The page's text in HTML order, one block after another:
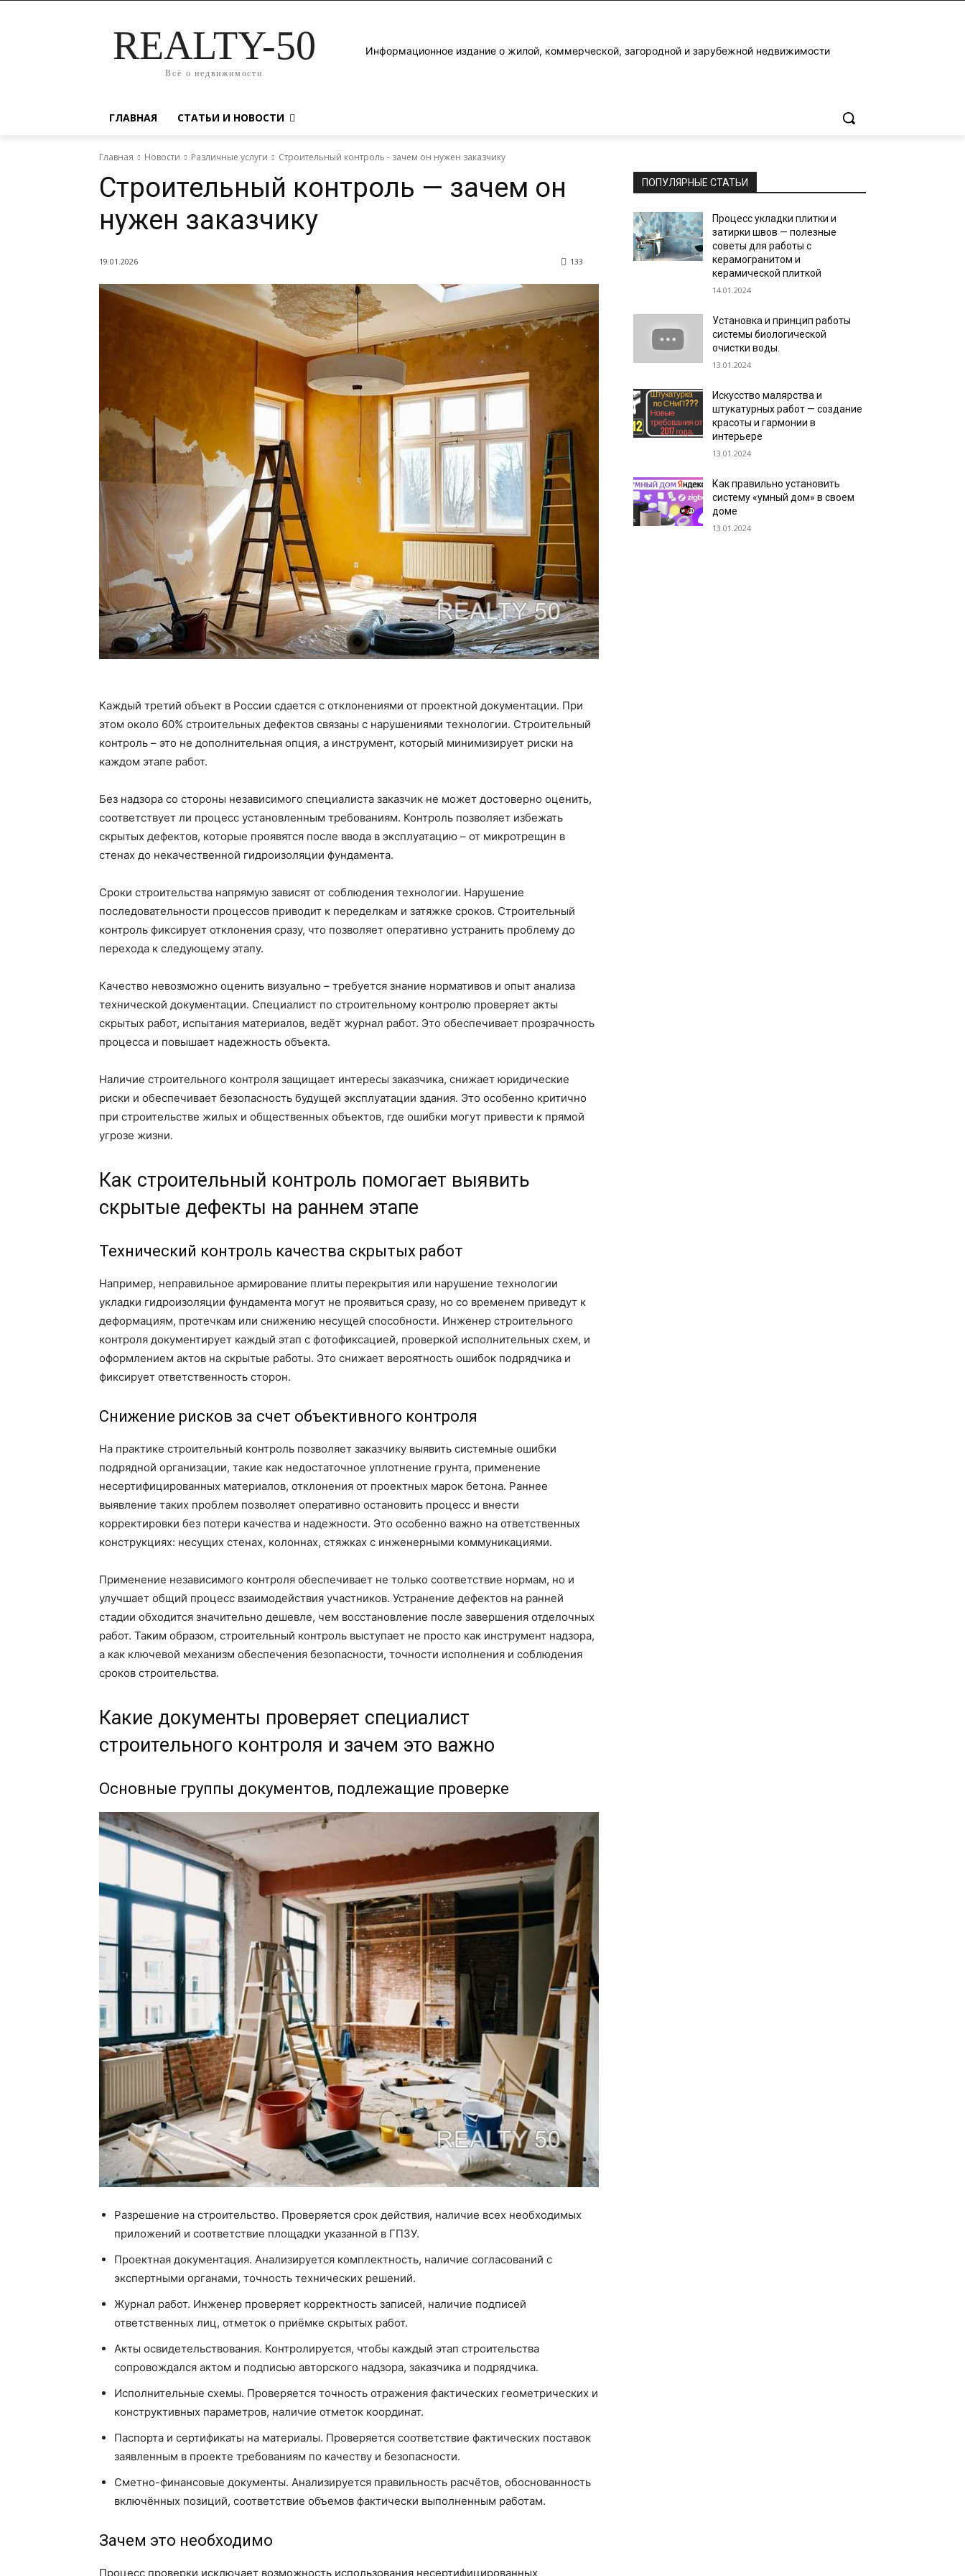
REALTY-50
Всё о недвижимости
Информационное издание о жилой, коммерческой, загородной и зарубежной недвижимости
ГЛАВНАЯ СТАТЬИ И НОВОСТИ
Главная Новости Различные услуги Строительный контроль - зачем он нужен заказчику
Строительный контроль — зачем он
нужен заказчику
19.01.2026 133
Каждый третий объект в России сдается с отклонениями от проектной документации. При
этом около 60% строительных дефектов связаны с нарушениями технологии. Строительный
контроль – это не дополнительная опция, а инструмент, который минимизирует риски на
каждом этапе работ.
Без надзора со стороны независимого специалиста заказчик не может достоверно оценить,
соответствует ли процесс установленным требованиям. Контроль позволяет избежать
скрытых дефектов, которые проявятся после ввода в эксплуатацию – от микротрещин в
стенах до некачественной гидроизоляции фундамента.
Сроки строительства напрямую зависят от соблюдения технологии. Нарушение
последовательности процессов приводит к переделкам и затяжке сроков. Строительный
контроль фиксирует отклонения сразу, что позволяет оперативно устранить проблему до
перехода к следующему этапу.
Качество невозможно оценить визуально – требуется знание нормативов и опыт анализа
технической документации. Специалист по строительному контролю проверяет акты
скрытых работ, испытания материалов, ведёт журнал работ. Это обеспечивает прозрачность
процесса и повышает надежность объекта.
Наличие строительного контроля защищает интересы заказчика, снижает юридические
риски и обеспечивает безопасность будущей эксплуатации здания. Это особенно критично
при строительстве жилых и общественных объектов, где ошибки могут привести к прямой
угрозе жизни.
Как строительный контроль помогает выявить
скрытые дефекты на раннем этапе
Технический контроль качества скрытых работ
Например, неправильное армирование плиты перекрытия или нарушение технологии
укладки гидроизоляции фундамента могут не проявиться сразу, но со временем приведут к
деформациям, протечкам или снижению несущей способности. Инженер строительного
контроля документирует каждый этап с фотофиксацией, проверкой исполнительных схем, и
оформлением актов на скрытые работы. Это снижает вероятность ошибок подрядчика и
фиксирует ответственность сторон.
Снижение рисков за счет объективного контроля
На практике строительный контроль позволяет заказчику выявить системные ошибки
подрядной организации, такие как недостаточное уплотнение грунта, применение
несертифицированных материалов, отклонения от проектных марок бетона. Раннее
выявление таких проблем позволяет оперативно остановить процесс и внести
корректировки без потери качества и надежности. Это особенно важно на ответственных
конструкциях: несущих стенах, колоннах, стяжках с инженерными коммуникациями.
Применение независимого контроля обеспечивает не только соответствие нормам, но и
улучшает общий процесс взаимодействия участников. Устранение дефектов на ранней
стадии обходится значительно дешевле, чем восстановление после завершения отделочных
работ. Таким образом, строительный контроль выступает не просто как инструмент надзора,
а как ключевой механизм обеспечения безопасности, точности исполнения и соблюдения
сроков строительства.
Какие документы проверяет специалист
строительного контроля и зачем это важно
Основные группы документов, подлежащие проверке
Разрешение на строительство. Проверяется срок действия, наличие всех необходимых
приложений и соответствие площадки указанной в ГПЗУ.
Проектная документация. Анализируется комплектность, наличие согласований с
экспертными органами, точность технических решений.
Журнал работ. Инженер проверяет корректность записей, наличие подписей
ответственных лиц, отметок о приёмке скрытых работ.
Акты освидетельствования. Контролируется, чтобы каждый этап строительства
сопровождался актом и подписью авторского надзора, заказчика и подрядчика.
Исполнительные схемы. Проверяется точность отражения фактических геометрических и
конструктивных параметров, наличие отметок координат.
Паспорта и сертификаты на материалы. Проверяется соответствие фактических поставок
заявленным в проекте требованиям по качеству и безопасности.
Сметно-финансовые документы. Анализируется правильность расчётов, обоснованность
включённых позиций, соответствие объемов фактически выполненным работам.
Зачем это необходимо
Процесс проверки исключает возможность использования несертифицированных
ПОПУЛЯРНЫЕ СТАТЬИ
Процесс укладки плитки и
затирки швов — полезные
советы для работы с
керамогранитом и
керамической плиткой
14.01.2024
Установка и принцип работы
системы биологической
очистки воды.
13.01.2024
Искусство малярства и
штукатурных работ — создание
красоты и гармонии в
интерьере
13.01.2024
Как правильно установить
систему «умный дом» в своем
доме
13.01.2024